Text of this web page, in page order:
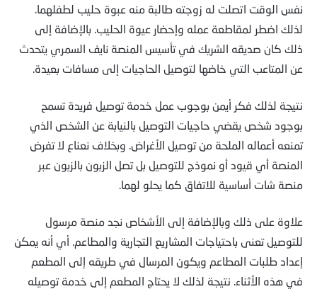
نفس الوقت اتصلت له زوجته طالبة منه عبوة حليب لطفلهما.
لذلك اضطر لمقاطعة عمله وإحضار عيوة الحليب. بالإضافة إلى
ذلك كان صديقه الشريك في تأسيس المنصة نايف السمري يتحدث
عن المتاعب التي خاضها لتوصيل الحاجيات إلى مسافات بعيدة.
نتيجة لذلك فكر أيمن بوجوب عمل خدمة توصيل فريدة تسمح
بوجود شخص يقضي حاجيات التوصيل بالنيابة عن الشخص الذي
تمنعه أعماله الملحة من توصيل الأغراض. وبخلاف نعناع لا تفرض
المنصة أي قيود أو نموذج للتوصيل بل تصل الزبون بالزبون عبر
منصة شات أساسية للاتفاق كما يحلو لهما.
علاوة على ذلك وبالإضافة إلى الأشخاص نجد منصة مرسول
للتوصيل تعنى باحتياجات المشاريع التجارية والمطاعم. أي أنه يمكن
إعداد طلبات المطاعم ويكون المرسال في طريقه إلى المطعم
في هذه الأثناء. نتيجة لذلك لا يحتاج المطعم إلى خدمة توصيله